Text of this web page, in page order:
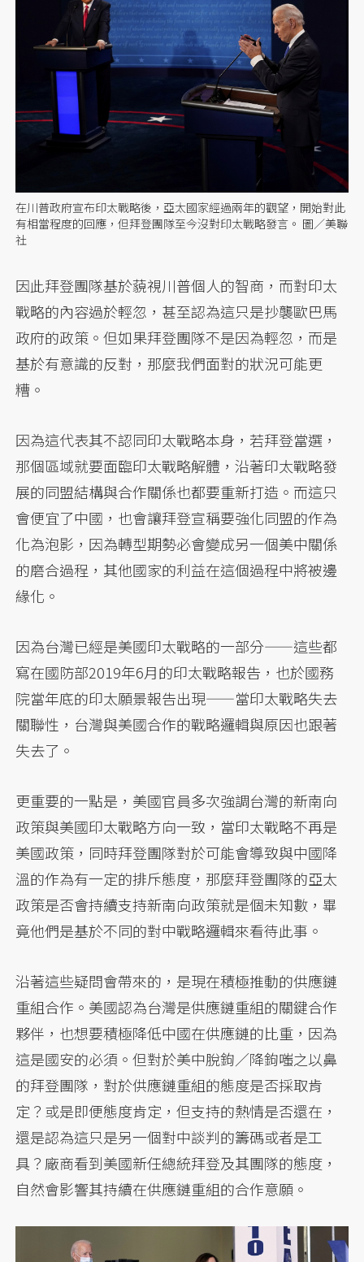
在川普政府宣布印太戰略後，亞太國家經過兩年的觀望，開始對此
有相當程度的回應，但拜登團隊至今沒對印太戰略發言。 圖／美聯
社
因此拜登團隊基於藐視川普個人的智商，而對印太
戰略的內容過於輕忽，甚至認為這只是抄襲歐巴馬
政府的政策。但如果拜登團隊不是因為輕忽，而是
基於有意識的反對，那麼我們面對的狀況可能更
糟。
因為這代表其不認同印太戰略本身，若拜登當選，
那個區域就要面臨印太戰略解體，沿著印太戰略發
展的同盟結構與合作關係也都要重新打造。而這只
會便宜了中國，也會讓拜登宣稱要強化同盟的作為
化為泡影，因為轉型期勢必會變成另一個美中關係
的磨合過程，其他國家的利益在這個過程中將被邊
緣化。
因為台灣已經是美國印太戰略的一部分——這些都
寫在國防部2019年6月的印太戰略報告，也於國務
院當年底的印太願景報告出現——當印太戰略失去
關聯性，台灣與美國合作的戰略邏輯與原因也跟著
失去了。
更重要的一點是，美國官員多次強調台灣的新南向
政策與美國印太戰略方向一致，當印太戰略不再是
美國政策，同時拜登團隊對於可能會導致與中國降
溫的作為有一定的排斥態度，那麼拜登團隊的亞太
政策是否會持續支持新南向政策就是個未知數，畢
竟他們是基於不同的對中戰略邏輯來看待此事。
沿著這些疑問會帶來的，是現在積極推動的供應鏈
重組合作。美國認為台灣是供應鏈重組的關鍵合作
夥伴，也想要積極降低中國在供應鏈的比重，因為
這是國安的必須。但對於美中脫鉤／降鉤嗤之以鼻
的拜登團隊，對於供應鏈重組的態度是否採取肯
定？或是即便態度肯定，但支持的熱情是否還在，
還是認為這只是另一個對中談判的籌碼或者是工
具？廠商看到美國新任總統拜登及其團隊的態度，
自然會影響其持續在供應鏈重組的合作意願。